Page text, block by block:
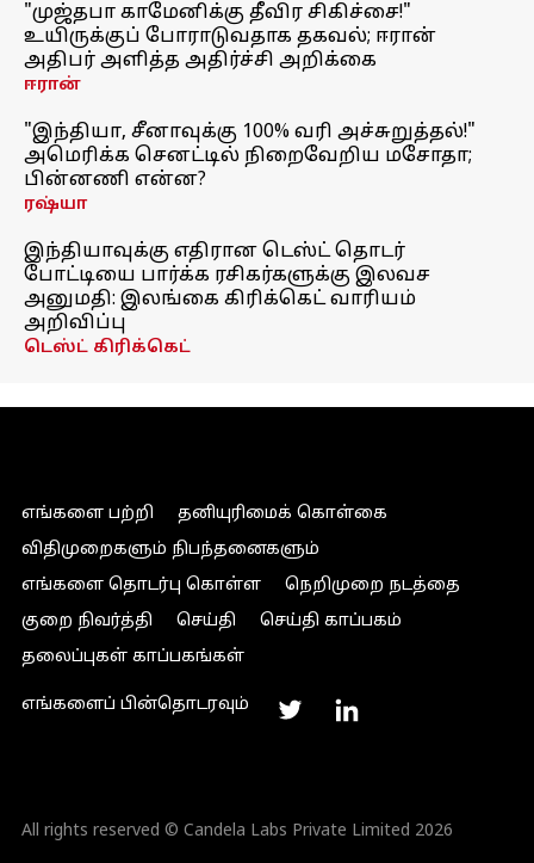
"முஜ்தபா காமேனிக்கு தீவிர சிகிச்சை!"
உயிருக்குப் போராடுவதாக தகவல்; ஈரான்
அதிபர் அளித்த அதிர்ச்சி அறிக்கை
ஈரான்
"இந்தியா, சீனாவுக்கு 100% வரி அச்சுறுத்தல்!"
அமெரிக்க செனட்டில் நிறைவேறிய மசோதா;
பின்னணி என்ன?
ரஷ்யா
இந்தியாவுக்கு எதிரான டெஸ்ட் தொடர்
போட்டியை பார்க்க ரசிகர்களுக்கு இலவச
அனுமதி: இலங்கை கிரிக்கெட் வாரியம்
அறிவிப்பு
டெஸ்ட் கிரிக்கெட்
எங்களை பற்றி
தனியுரிமைக் கொள்கை
விதிமுறைகளும் நிபந்தனைகளும்
எங்களை தொடர்பு கொள்ள
நெறிமுறை நடத்தை
குறை நிவர்த்தி
செய்தி
செய்தி காப்பகம்
தலைப்புகள் காப்பகங்கள்
எங்களைப் பின்தொடரவும்
All rights reserved © Candela Labs Private Limited 2026